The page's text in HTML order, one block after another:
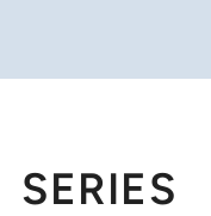
SERIES